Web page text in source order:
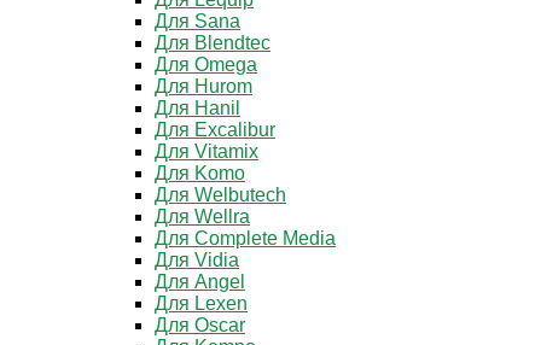
Для Sana
Для Blendtec
Для Omega
Для Hurom
Для Hanil
Для Excalibur
Для Vitamix
Для Komo
Для Welbutech
Для Wellra
Для Complete Media
Для Vidia
Для Angel
Для Lexen
Для Oscar